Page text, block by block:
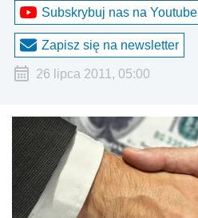
Subskrybuj nas na Youtube
Zapisz się na newsletter
26 lipca 2011, 05:00